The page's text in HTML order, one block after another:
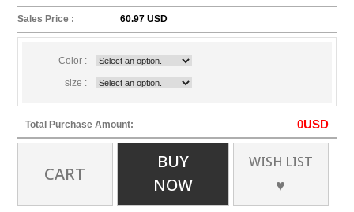
Sales Price : 60.97 USD
Color :
size :
Total Purchase Amount: 0USD
CART
BUY
NOW
WISH LIST
♥